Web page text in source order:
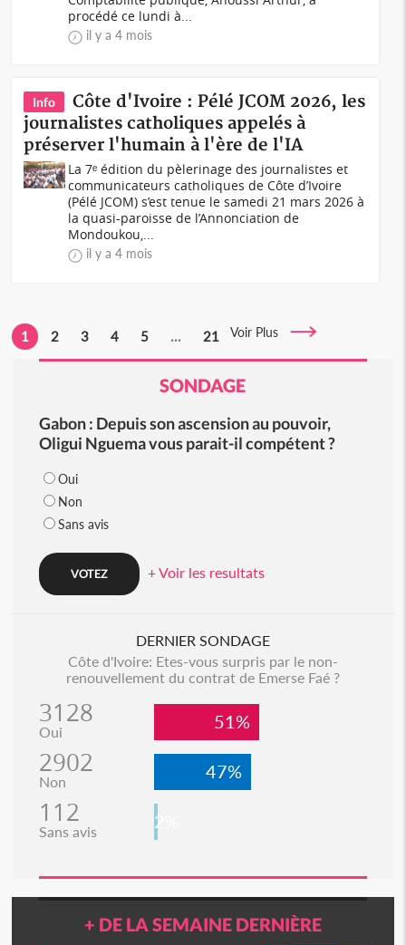
procédé ce lundi à...
il y a 4 mois
Info
Côte d'Ivoire : Pélé JCOM 2026, les
journalistes catholiques appelés à
préserver l'humain à l'ère de l'IA
La 7ᵉ édition du pèlerinage des journalistes et
communicateurs catholiques de Côte d’Ivoire
(Pélé JCOM) s’est tenue le samedi 21 mars 2026 à
la quasi-paroisse de l’Annonciation de
Mondoukou,...
il y a 4 mois
1 2 3 4 5 ... 21 Voir Plus
SONDAGE
Gabon : Depuis son ascension au pouvoir,
Oligui Nguema vous parait-il compétent ?
Oui
Non
Sans avis
+ Voir les resultats
DERNIER SONDAGE
Côte d'Ivoire: Etes-vous surpris par le non-
renouvellement du contrat de Emerse Faé ?
3128
Oui 51%
2902
Non 47%
112
Sans avis 2%
+ DE LA SEMAINE DERNIÈRE